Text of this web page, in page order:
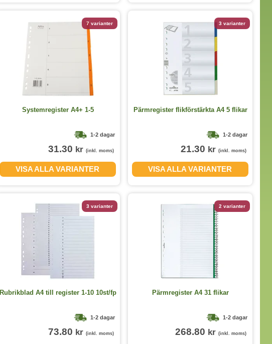
7 varianter
Systemregister A4+ 1-5
1-2 dagar
31.30 kr (inkl. moms)
VISA ALLA VARIANTER
3 varianter
Pärmregister flikförstärkta A4 5 flikar
1-2 dagar
21.30 kr (inkl. moms)
VISA ALLA VARIANTER
3 varianter
Rubrikblad A4 till register 1-10 10st/fp
1-2 dagar
73.80 kr (inkl. moms)
2 varianter
Pärmregister A4 31 flikar
1-2 dagar
268.80 kr (inkl. moms)